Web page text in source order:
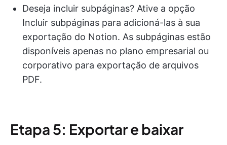
Deseja incluir subpáginas? Ative a opção
Incluir subpáginas para adicioná-las à sua
exportação do Notion. As subpáginas estão
disponíveis apenas no plano empresarial ou
corporativo para exportação de arquivos
PDF.
Etapa 5: Exportar e baixar